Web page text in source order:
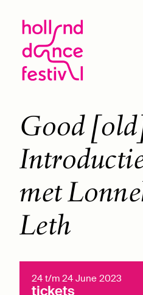
Good [old]
met
Leth
24 t/m 24 June 2023
tickets